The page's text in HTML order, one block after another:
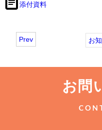
添付資料
Prev お
お問